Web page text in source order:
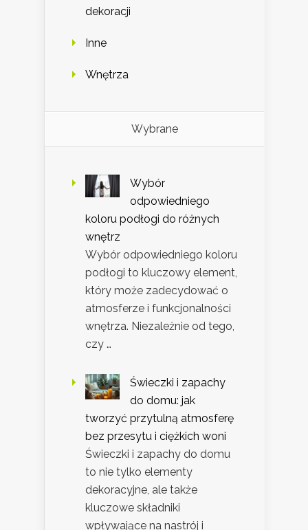
dekoracji
Inne
Wnętrza
Wybrane
Wybór
odpowiedniego
koloru podłogi do różnych
wnętrz
Wybór odpowiedniego koloru
podłogi to kluczowy element,
który może zadecydować o
atmosferze i funkcjonalności
wnętrza. Niezależnie od tego,
czy …
Świeczki i zapachy
do domu: jak
tworzyć przytulną atmosferę
bez przesytu i ciężkich woni
Świeczki i zapachy do domu
to nie tylko elementy
dekoracyjne, ale także
kluczowe składniki
wpływające na nastrój i